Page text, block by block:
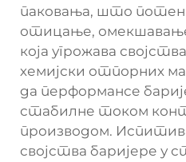
паковања, што
отицање,
која угрожава
хемијски отпорних
да перформансе
стабилне током
производом.
својства баријере у